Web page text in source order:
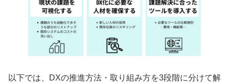
以下では、DXの推進方法・取り組み方を3段階に分けて解